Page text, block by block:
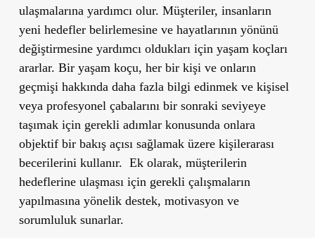
ulaşmalarına yardımcı olur. Müşteriler, insanların
yeni hedefler belirlemesine ve hayatlarının yönünü
değiştirmesine yardımcı oldukları için yaşam koçları
ararlar. Bir yaşam koçu, her bir kişi ve onların
geçmişi hakkında daha fazla bilgi edinmek ve kişisel
veya profesyonel çabalarını bir sonraki seviyeye
taşımak için gerekli adımlar konusunda onlara
objektif bir bakış açısı sağlamak üzere kişilerarası
becerilerini kullanır. Ek olarak, müşterilerin
hedeflerine ulaşması için gerekli çalışmaların
yapılmasına yönelik destek, motivasyon ve
sorumluluk sunarlar.